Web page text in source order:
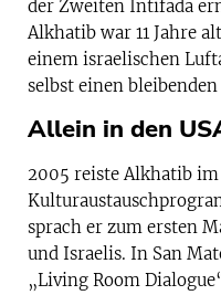
der Zweiten Intifada
Alkhatib war 11 Jahre
einem israelischen
selbst einen
Allein in den
2005 reiste Alkhatib
sprach er zum ersten
und Israelis. In San
„Living Room